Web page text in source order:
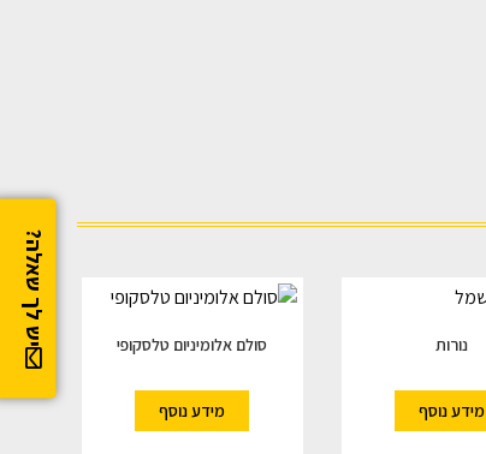
יש לך שאלה? נורות
מידע נוסף
סולם אלומיניום טלסקופי
מידע נוסף